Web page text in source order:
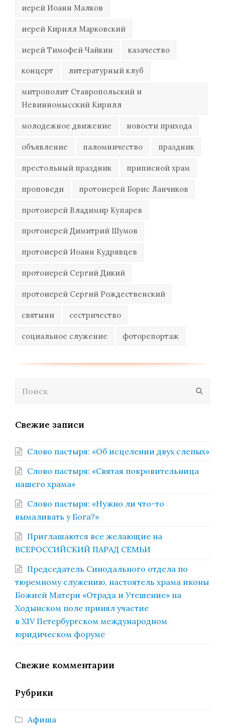
иерей Иоанн Малков
иерей Кирилл Марковский
иерей Тимофей Чайкин казачество
концерт литературный клуб
митрополит Ставропольский и
Невинномысский Кирилл
молодежное движение новости прихода
объявление паломничество праздник
престольный праздник приписной храм
проповеди протоиерей Борис Ланчиков
протоиерей Владимир Купарев
протоиерей Димитрий Шумов
протоиерей Иоанн Кудрявцев
протоиерей Сергий Дикий
протоиерей Сергий Рождественский
святыни сестричество
социальное служение фоторепортаж
Свежие записи
Слово пастыря: «Об исцелении двух слепых»
Слово пастыря: «Святая покровительница
нашего храма»
Слово пастыря: «Нужно ли что-то
вымаливать у Бога?»
Приглашаются все желающие на
ВСЕРОССИЙСКИЙ ПАРАД СЕМЬИ
Председатель Синодального отдела по
тюремному служению, настоятель храма иконы
Божией Матери «Отрада и Утешение» на
Ходынском поле принял участие
в XIV Петербургском международном
юридическом форуме
Свежие комментарии
Рубрики
Афиша